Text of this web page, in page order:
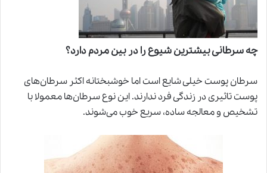
چه سرطانی بیشترین شیوع را در بین مردم دارد؟
سرطان پوست خیلی شایع است اما خوشبختانه اکثر سرطان‌های
پوست تاثیری در زندگی فرد ندارند. این نوع سرطان‌ها معمولا با
تشخیص و معالجه ساده، سریع خوب می‌شوند.